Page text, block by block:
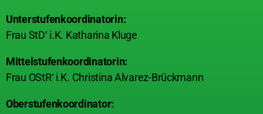
Unterstufenkoordinatorin:
Frau StD‘ i.K. Katharina Kluge
Mittelstufenkoordinatorin:
Frau OStR‘ i.K. Christina Alvarez-Brückmann
Oberstufenkoordinator: